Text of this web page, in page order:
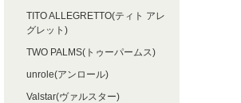
TITO ALLEGRETTO(ティト アレ
グレット)
TWO PALMS(トゥーパームス)
unrole(アンロール)
Valstar(ヴァルスター)